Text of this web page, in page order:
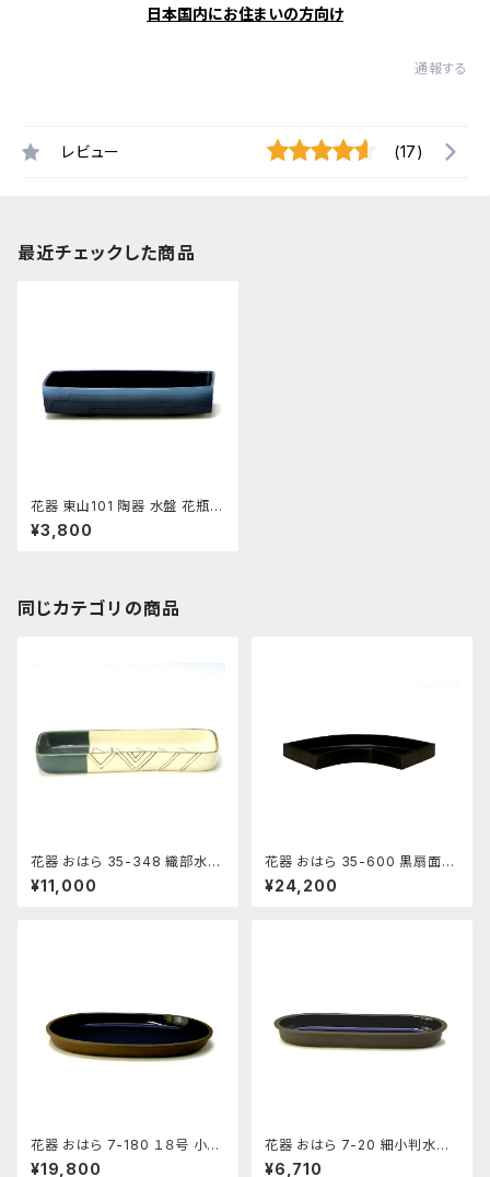
日本国内にお住まいの方向け
通報する
レビュー (17)
最近チェックした商品
花器 東山101 陶器 水盤 花瓶
フラワーベース
¥3,800
同じカテゴリの商品
花器 おはら 35-348 織部水盤
花瓶 フラワーベース 水盤
¥11,000
花器 おはら 35-600 黒扇面水
盤 花瓶 フラワーベース 水盤
¥24,200
花器 おはら 7-180 １８号 小判
水盤 花瓶 フラワーベース 水盤
¥19,800
花器 おはら 7-20 細小判水盤
（流円） 花瓶 フラワーベース 水
¥6,710